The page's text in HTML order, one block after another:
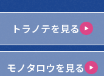
トラノテを見る
モノタロウを見る